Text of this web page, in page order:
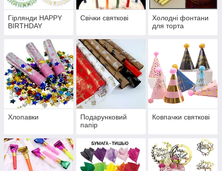
Гірлянди HAPPY
BIRTHDAY
Свічки святкові
Холодні фонтани
для торта
Хлопавки
Подарунковий
папір
Ковпачки святкові